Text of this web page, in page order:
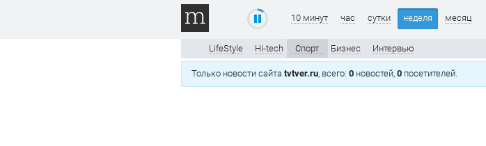
10 минут час сутки неделя месяц
LifeStyle Hi-tech Спорт Бизнес Интервью
Только новости сайта tvtver.ru, всего: 0 новостей, 0 посетителей.